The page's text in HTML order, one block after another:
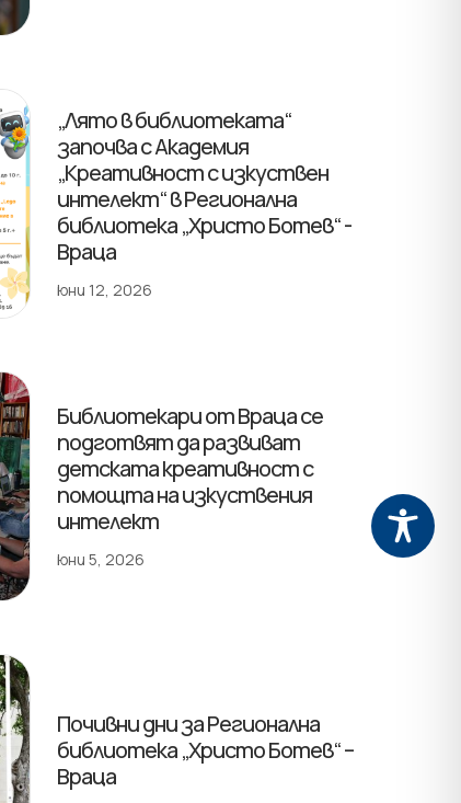
„Лято в библиотеката“
започва с Академия
„Креативност с изкуствен
интелект“ в Регионална
библиотека „Христо Ботев“ -
Враца
юни 12, 2026
Библиотекари от Враца се
подготвят да развиват
детската креативност с
помощта на изкуствения
интелект
юни 5, 2026
Почивни дни за Регионална
библиотека „Христо Ботев“ –
Враца